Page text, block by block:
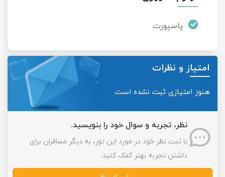
پاسپورت
امتیاز و نظرات
هنوز امتیازی ثبت نشده است.
نظر، تجربه و سوال خود را بنویسید.
با ثبت نظر خود در مورد این تور، به دیگر مسافران برای
داشتن تجربه بهتر کمک کنید.